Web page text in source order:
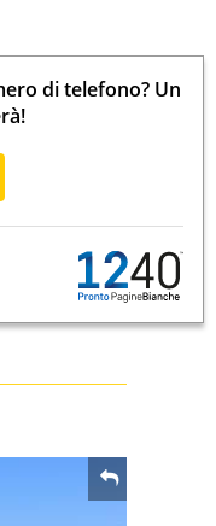
di telefono? Un